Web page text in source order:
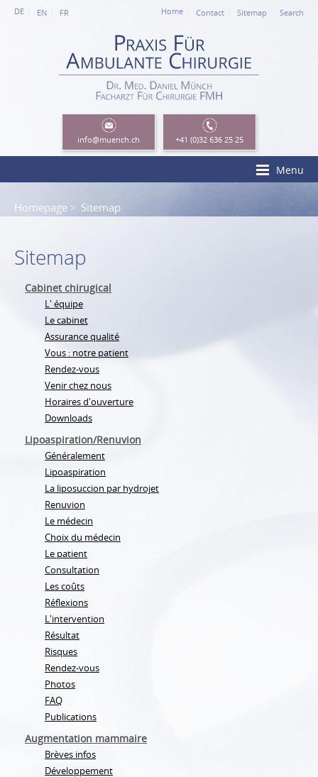
DE EN FR Home Contact Sitemap Search
Menu
Homepage Sitemap
Sitemap
Cabinet chirugical
L' équipe
Le cabinet
Assurance qualité
Vous : notre patient
Rendez-vous
Venir chez nous
Horaires d'ouverture
Downloads
Lipoaspiration/Renuvion
Généralement
Lipoaspiration
La liposuccion par hydrojet
Renuvion
Le médecin
Choix du médecin
Le patient
Consultation
Les coûts
Réflexions
L'intervention
Résultat
Risques
Rendez-vous
Photos
FAQ
Publications
Augmentation mammaire
Brèves infos
Développement
info@muench.ch +41 (0)32 636 25 25